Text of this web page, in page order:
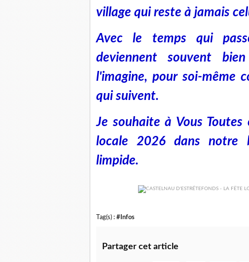
village qui reste à jamais
Avec le temps qui
deviennent souvent
l'imagine, pour soi-même
qui suivent.
Je souhaite à Vous
locale 2026 dans notre
limpide.
Tag(s) : #Infos
Partager cet article